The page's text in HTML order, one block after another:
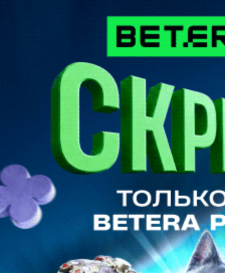
Подпишитесь на каналы и будьте в курсе последних
Facebook
Telegram
Vkontakte
Instagram
Twitter
ЧИТАЙТЕ В СВЕЖЕМ НОМЕРЕ ГАЗЕТЫ ОТ 4
АВГУСТА 2026 ГОДА
Сергей СЕЛИВАНОВ
Футбол. Betera-высшая лига. Особое мнение. Место для